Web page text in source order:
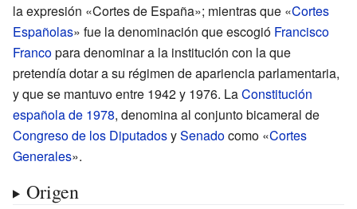
la expresión «Cortes de España»; mientras que «Cortes
Españolas» fue la denominación que escogió Francisco
Francopara denominar a la institución con la que
pretendía dotar a su régimen de apariencia parlamentaria,
y que se mantuvo entre 1942 y 1976. LaConstitución
española de 1978, denomina al conjunto bicameral de
Congreso de los DiputadosySenadocomo «Cortes
Generales».
Origen